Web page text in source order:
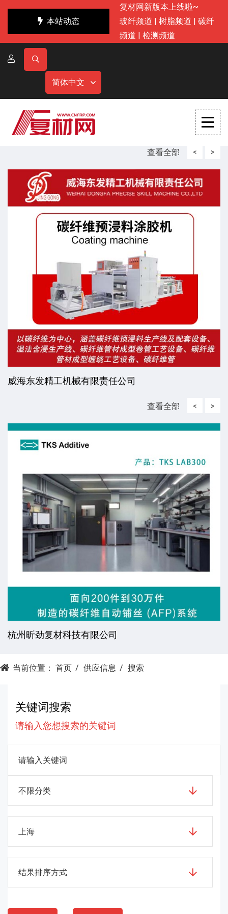
本站动态
复材网新版本上线啦~
玻纤频道 | 树脂频道 | 碳纤
频道 | 检测频道
简体中文
查看全部 <
威海东发精工机械有限责任公司
>
查看全部 <
杭州昕劲复材科技有限公司
>
当前位置： 首页 供应信息 搜索
关键词搜索
请输入您想搜索的关键词
不限分类
上海
结果排序方式